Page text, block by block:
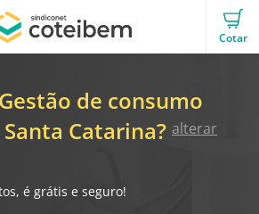
Cotar
de consumo
Catarina? alterar
é grátis e seguro!